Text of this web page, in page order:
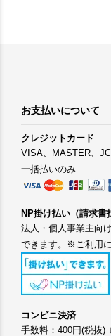
お支払いについて
クレジットカード
VISA、MASTER、
一括払いのみ
NP掛け払い（請求書
法人・個人事業主向
できます。※ご利用
コンビニ決済
手数料：400円(税抜)